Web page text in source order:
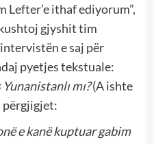
Lefter’e ithaf ediyorum”,
gjyshit tim
e saj për
pyetjes tekstuale:
mı?(A ishte
përgjigjet:
e kanë kuptuar gabim